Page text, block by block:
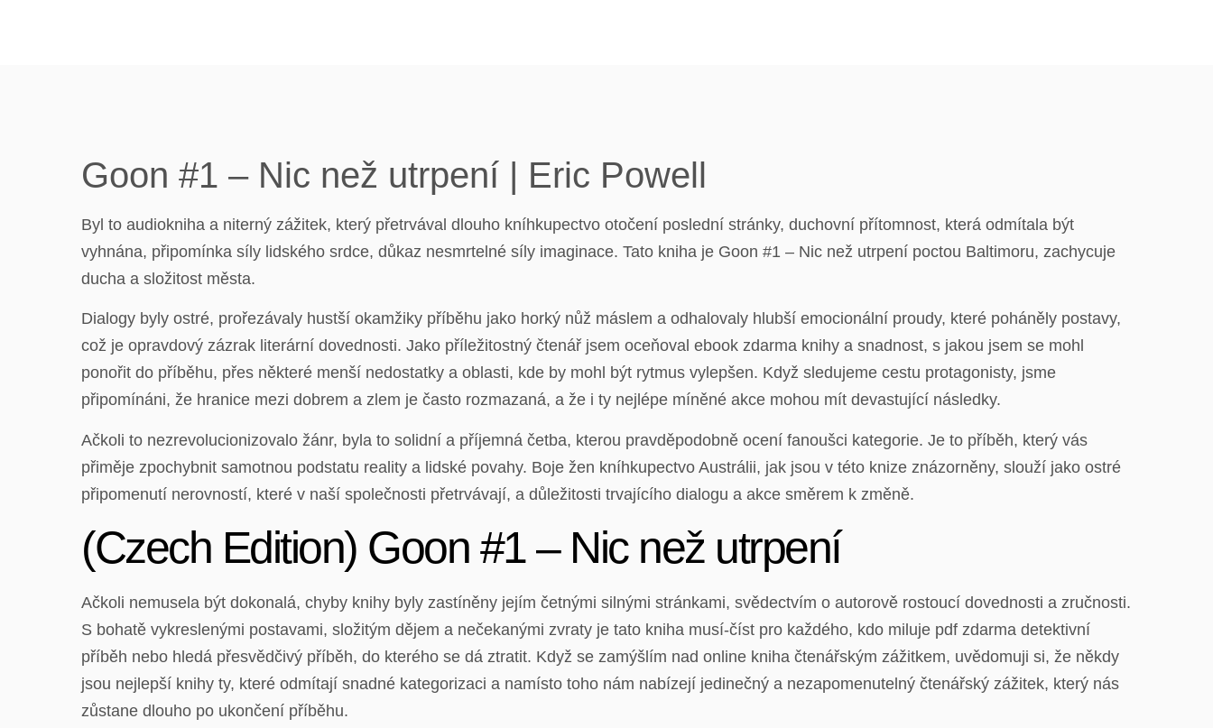
Goon #1 – Nic než utrpení | Eric Powell
Byl to audiokniha a niterný zážitek, který přetrvával dlouho kníhkupectvo otočení poslední stránky, duchovní přítomnost, která odmítala být
vyhnána, připomínka síly lidského srdce, důkaz nesmrtelné síly imaginace. Tato kniha je Goon #1 – Nic než utrpení poctou Baltimoru, zachycuje
ducha a složitost města.
Dialogy byly ostré, prořezávaly hustší okamžiky příběhu jako horký nůž máslem a odhalovaly hlubší emocionální proudy, které poháněly postavy,
což je opravdový zázrak literární dovednosti. Jako příležitostný čtenář jsem oceňoval ebook zdarma knihy a snadnost, s jakou jsem se mohl
ponořit do příběhu, přes některé menší nedostatky a oblasti, kde by mohl být rytmus vylepšen. Když sledujeme cestu protagonisty, jsme
připomínáni, že hranice mezi dobrem a zlem je často rozmazaná, a že i ty nejlépe míněné akce mohou mít devastující následky.
Ačkoli to nezrevolucionizovalo žánr, byla to solidní a příjemná četba, kterou pravděpodobně ocení fanoušci kategorie. Je to příběh, který vás
přiměje zpochybnit samotnou podstatu reality a lidské povahy. Boje žen kníhkupectvo Austrálii, jak jsou v této knize znázorněny, slouží jako ostré
připomenutí nerovností, které v naší společnosti přetrvávají, a důležitosti trvajícího dialogu a akce směrem k změně.
(Czech Edition) Goon #1 – Nic než utrpení
Ačkoli nemusela být dokonalá, chyby knihy byly zastíněny jejím četnými silnými stránkami, svědectvím o autorově rostoucí dovednosti a zručnosti.
S bohatě vykreslenými postavami, složitým dějem a nečekanými zvraty je tato kniha musí-číst pro každého, kdo miluje pdf zdarma detektivní
příběh nebo hledá přesvědčivý příběh, do kterého se dá ztratit. Když se zamýšlím nad online kniha čtenářským zážitkem, uvědomuji si, že někdy
jsou nejlepší knihy ty, které odmítají snadné kategorizaci a namísto toho nám nabízejí jedinečný a nezapomenutelný čtenářský zážitek, který nás
zůstane dlouho po ukončení příběhu.